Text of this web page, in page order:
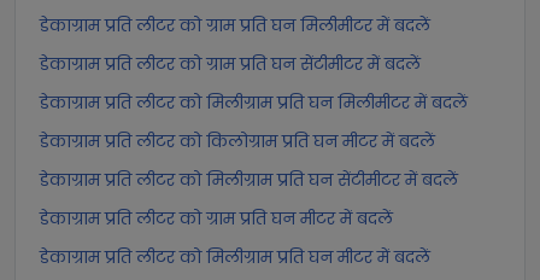
डेकाग्राम प्रति लीटर को ग्राम प्रति घन मिलीमीटर में बदलें
डेकाग्राम प्रति लीटर को ग्राम प्रति घन सेंटीमीटर में बदलें
डेकाग्राम प्रति लीटर को मिलीग्राम प्रति घन मिलीमीटर में बदलें
डेकाग्राम प्रति लीटर को किलोग्राम प्रति घन मीटर में बदलें
डेकाग्राम प्रति लीटर को मिलीग्राम प्रति घन सेंटीमीटर में बदलें
डेकाग्राम प्रति लीटर को ग्राम प्रति घन मीटर में बदलें
डेकाग्राम प्रति लीटर को मिलीग्राम प्रति घन मीटर में बदलें